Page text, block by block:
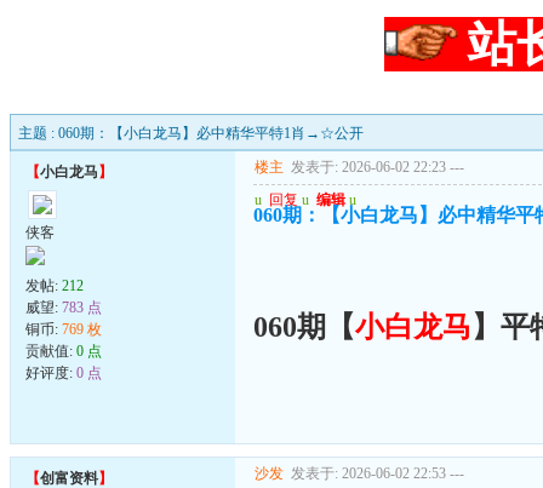
站
主题 : 060期：【小白龙马】必中精华平特1肖→☆公开
【小白龙马 】
侠客
发帖: 212
威望: 783 点
铜币: 769 枚
贡献值: 0 点
好评度: 0 点
楼主 发表于: 2026-06-02 22:23 ---
u 回复 u 编辑 u
060期：【小白龙马】必中精华
060期【小白龙马 】平
【创富资料】 沙发 发表于: 2026-06-02 22:53 ---